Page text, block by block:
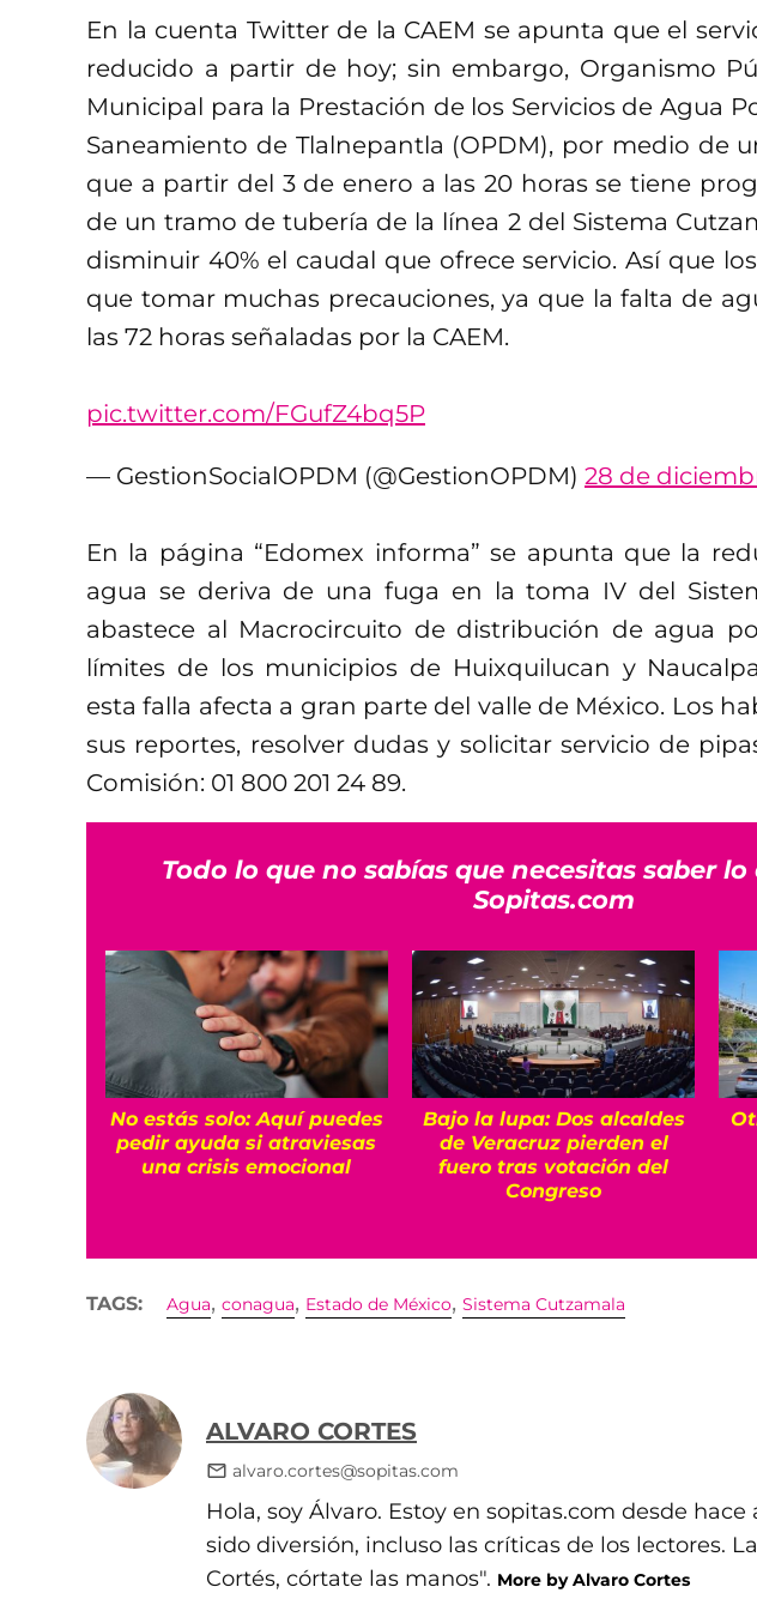
En la cuenta Twitter de la CAEM se apunta que el
reducido a partir de hoy; sin embargo, Organismo
Municipal para la Prestación de los Servicios de Agua
Saneamiento de Tlalnepantla (OPDM), por medio de
que a partir del 3 de enero a las 20 horas se tiene
de un tramo de tubería de la línea 2 del Sistema
disminuir 40% el caudal que ofrece servicio. Así que
que tomar muchas precauciones, ya que la falta de
las 72 horas señaladas por la CAEM.
pic.twitter.com/FGufZ4bq5P
— GestionSocialOPDM (@GestionOPDM) 28 de
En la página “Edomex informa” se apunta que la
agua se deriva de una fuga en la toma IV del
abastece al Macrocircuito de distribución de agua
límites de los municipios de Huixquilucan y
esta falla afecta a gran parte del valle de México. Los
sus reportes, resolver dudas y solicitar servicio de
Comisión: 01 800 201 24 89.
Todo lo que no sabías que necesitas saber
Sopitas.com
No estás solo: Aquí puedes
pedir ayuda si atraviesas
una crisis emocional
Bajo la lupa: Dos alcaldes
de Veracruz pierden el
fuero tras votación del
Congreso
TAGS: Agua, conagua, Estado de México, Sistema Cutzamala
ALVARO CORTES
alvaro.cortes@sopitas.com
Hola, soy Álvaro. Estoy en sopitas.com desde hace
sido diversión, incluso las críticas de los lectores.
Cortés, córtate las manos". More by Alvaro Cortes